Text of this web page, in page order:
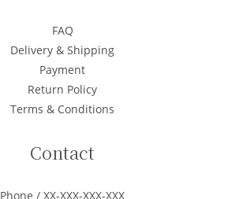
FAQ
Delivery & Shipping
Payment
Return Policy
Terms & Conditions
Contact
Phone / XX-XXX-XXX-XXX